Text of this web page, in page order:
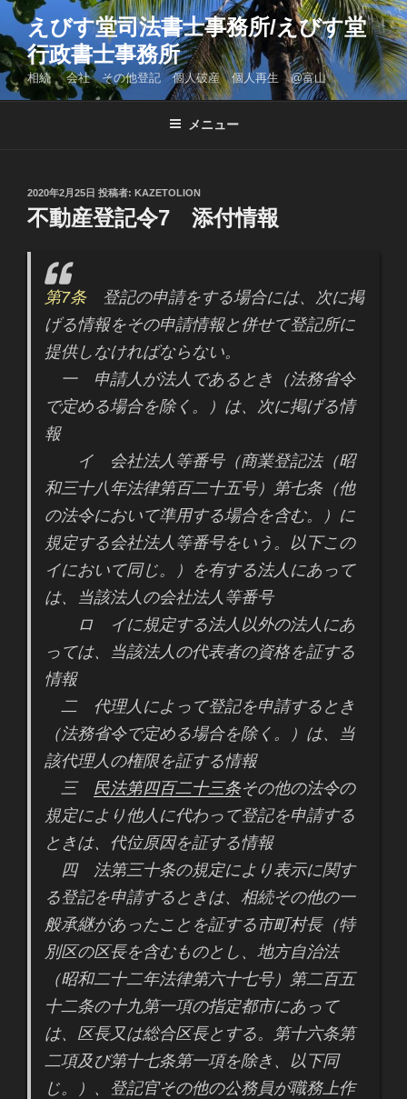
コ
ン
テ
ン
ツ
えびす堂司法書士事務所/えびす堂
行政書士事務所
相続 会社 その他登記 個人破産 個人再生 @富山
メニュー
投
稿
日:
2020年2月25日 投稿者: KAZETOLION
不動産登記令7 添付情報
第7条登記の申請をする場合には、次に掲
げる情報をその申請情報と併せて登記所に
提供しなければならない。
一 申請人が法人であるとき（法務省令
で定める場合を除く。）は、次に掲げる情
報
イ 会社法人等番号（商業登記法（昭
和三十八年法律第百二十五号）第七条（他
の法令において準用する場合を含む。）に
規定する会社法人等番号をいう。以下この
イにおいて同じ。）を有する法人にあって
は、当該法人の会社法人等番号
ロ イに規定する法人以外の法人にあ
っては、当該法人の代表者の資格を証する
情報
二 代理人によって登記を申請するとき
（法務省令で定める場合を除く。）は、当
該代理人の権限を証する情報
三 民法第四百二十三条その他の法令の
規定により他人に代わって登記を申請する
ときは、代位原因を証する情報
四 法第三十条の規定により表示に関す
る登記を申請するときは、相続その他の一
般承継があったことを証する市町村長（特
別区の区長を含むものとし、地方自治法
（昭和二十二年法律第六十七号）第二百五
十二条の十九第一項の指定都市にあって
は、区長又は総合区長とする。第十六条第
二項及び第十七条第一項を除き、以下同
じ。）、登記官その他の公務員が職務上作